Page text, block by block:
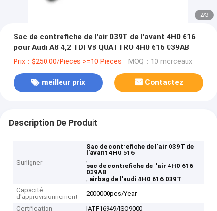
2/3
Sac de contrefiche de l'air 039T de l'avant 4H0 616
pour Audi A8 4,2 TDI V8 QUATTRO 4H0 616 039AB
Prix：$250.00/Pieces >=10 Pieces MOQ：10 morceaux
meilleur prix Contactez
Description De Produit
Surligner
Sac de contrefiche de l'air 039T de
l'avant 4H0 616
,
sac de contrefiche de l'air 4H0 616
039AB
, airbag de l'audi 4H0 616 039T
Capacité
d'approvisionnement
2000000pcs/Year
Certification
IATF16949/ISO9000